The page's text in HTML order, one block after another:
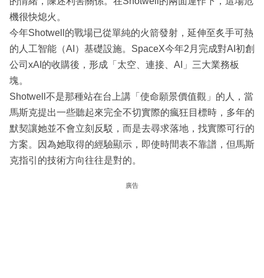
機很快熄火。
今年Shotwell的戰場已從單純的火箭發射，延伸至炙手可熱
的人工智能（AI）基礎設施。SpaceX今年2月完成對AI初創
公司xAI的收購後，形成「太空、連接、AI」三大業務板
塊。
Shotwell不是那種站在台上講「使命願景價值觀」的人，當
馬斯克提出一些聽起來完全不切實際的瘋狂目標時，多年的
默契讓她並不會立刻反駁，而是去尋求落地，找實際可行的
方案。因為她取得的經驗顯示，即使時間表不靠譜，但馬斯
克指引的技術方向往往是對的。
廣告